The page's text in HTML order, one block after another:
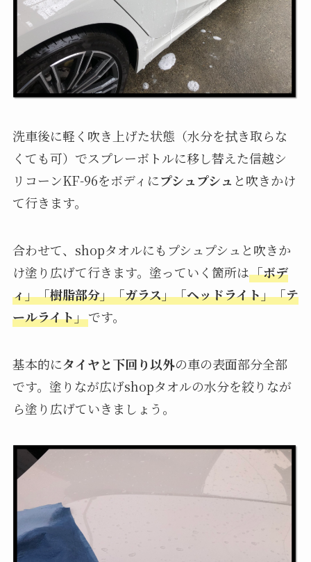
洗車後に軽く吹き上げた状態（水分を拭き取らな
くても可）でスプレーボトルに移し替えた信越シ
リコーンKF-96をボディにプシュプシュ と吹きかけ
て行きます。
合わせて、shopタオルにもプシュプシュと吹きか
け塗り広げて行きます。塗っていく箇所は「ボデ
ィ」「樹脂部分」「ガラス」「ヘッドライト」「テ
ールライト」です。
基本的にタイヤと下回り以外の車の表面部分全部
です。塗りなが広げshopタオルの水分を絞りなが
ら塗り広げていきましょう。